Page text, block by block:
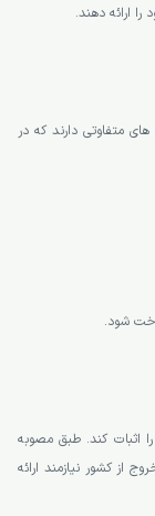
ارائه دهند.
می شود هزینه های متفاوتی دارند که در
اثبات کند. طبق مصوبه
و خروج از کشور نیازمند ارائه